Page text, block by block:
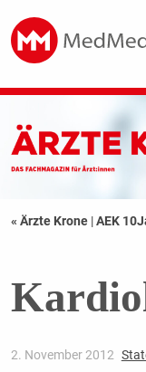
« Ärzte Krone |AEK
2. November 2012